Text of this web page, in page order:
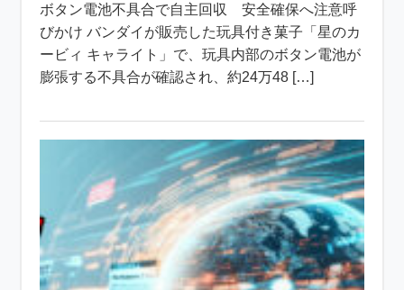
ボタン電池不具合で自主回収 安全確保へ注意呼
びかけ バンダイが販売した玩具付き菓子「星のカ
ービィ キャライト」で、玩具内部のボタン電池が
膨張する不具合が確認され、約24万48 […]